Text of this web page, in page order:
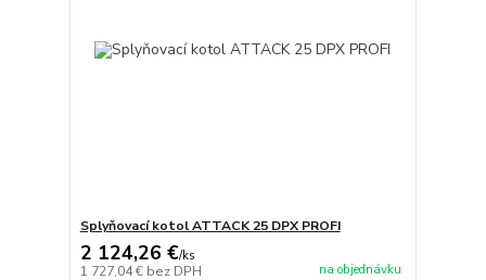
Splyňovací kotol ATTACK 25 DPX PROFI
2 124,26 €/ks
1 727,04 € bez DPH na objednávku